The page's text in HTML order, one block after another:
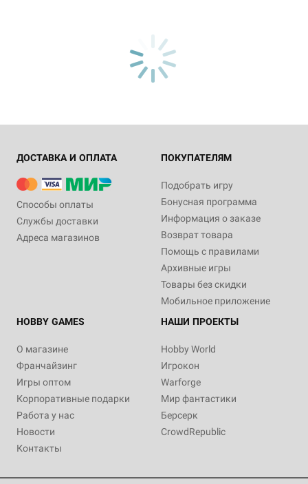
ДОСТАВКА И ОПЛАТА
Способы оплаты
Службы доставки
Адреса магазинов
ПОКУПАТЕЛЯМ
Подобрать игру
Бонусная программа
Информация о заказе
Возврат товара
Помощь с правилами
Архивные игры
Товары без скидки
Мобильное приложение
HOBBY GAMES
О магазине
Франчайзинг
Игры оптом
Корпоративные подарки
Работа у нас
Новости
Контакты
НАШИ ПРОЕКТЫ
Hobby World
Игрокон
Warforge
Мир фантастики
Берсерк
CrowdRepublic